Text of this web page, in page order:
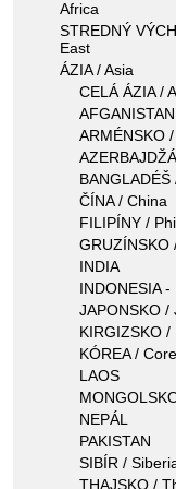
Africa
STREDNÝ
East
ÁZIA / Asia
CELÁ ÁZIA /
AFGANISTAN
ARMÉNSKO
ČÍNA / China
FILIPÍNY /
GRUZÍNSKO
INDIA
INDONESIA -
JAPONSKO /
KIRGIZSKO /
KÓREA /
LAOS
NEPÁL
PAKISTAN
SIBÍR /
THAJSKO /